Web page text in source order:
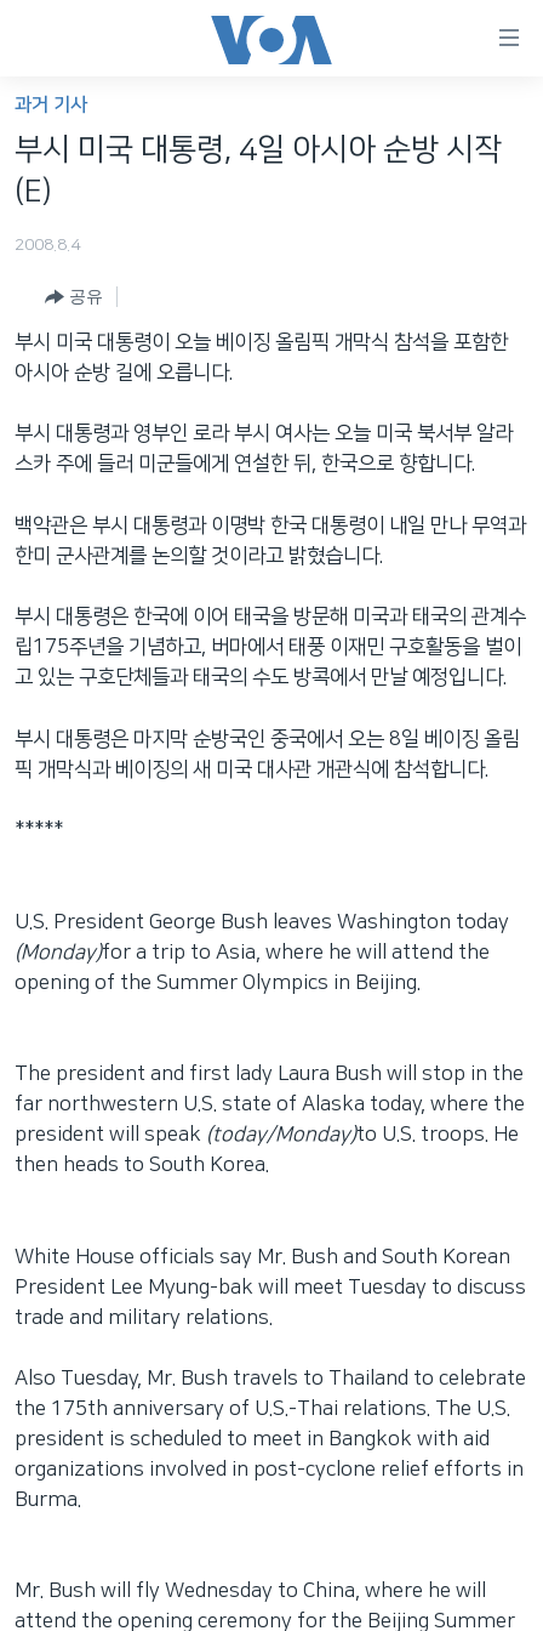
가
능
링
텐
츠
이
동
게
션
로
이
로
등
세계
프로그램
주파수 안내
언어 선택
과거 기사
부시 미국 대통령, 4일 아시아 순방 시작
(E)
2008.8.4
공유
부시 미국 대통령이 오늘 베이징 올림픽 개막식 참석을 포함한
아시아 순방 길에 오릅니다.
부시 대통령과 영부인 로라 부시 여사는 오늘 미국 북서부 알라
스카 주에 들러 미군들에게 연설한 뒤, 한국으로 향합니다.
백악관은 부시 대통령과 이명박 한국 대통령이 내일 만나 무역과
한미 군사관계를 논의할 것이라고 밝혔습니다.
부시 대통령은 한국에 이어 태국을 방문해 미국과 태국의 관계수
립175주년을 기념하고, 버마에서 태풍 이재민 구호활동을 벌이
고 있는 구호단체들과 태국의 수도 방콕에서 만날 예정입니다.
부시 대통령은 마지막 순방국인 중국에서 오는 8일 베이징 올림
픽 개막식과 베이징의 새 미국 대사관 개관식에 참석합니다.
*****
U.S. President George Bush leaves Washington today
(Monday)for a trip to Asia, where he will attend the
opening of the Summer Olympics in Beijing.
The president and first lady Laura Bush will stop in the
far northwestern U.S. state of Alaska today, where the
president will speak (today/Monday)to U.S. troops. He
then heads to South Korea.
White House officials say Mr. Bush and South Korean
President Lee Myung-bak will meet Tuesday to discuss
trade and military relations.
Also Tuesday, Mr. Bush travels to Thailand to celebrate
the 175th anniversary of U.S.-Thai relations. The U.S.
president is scheduled to meet in Bangkok with aid
organizations involved in post-cyclone relief efforts in
Burma.
Mr. Bush will fly Wednesday to China, where he will
attend the opening ceremony for the Beijing Summer